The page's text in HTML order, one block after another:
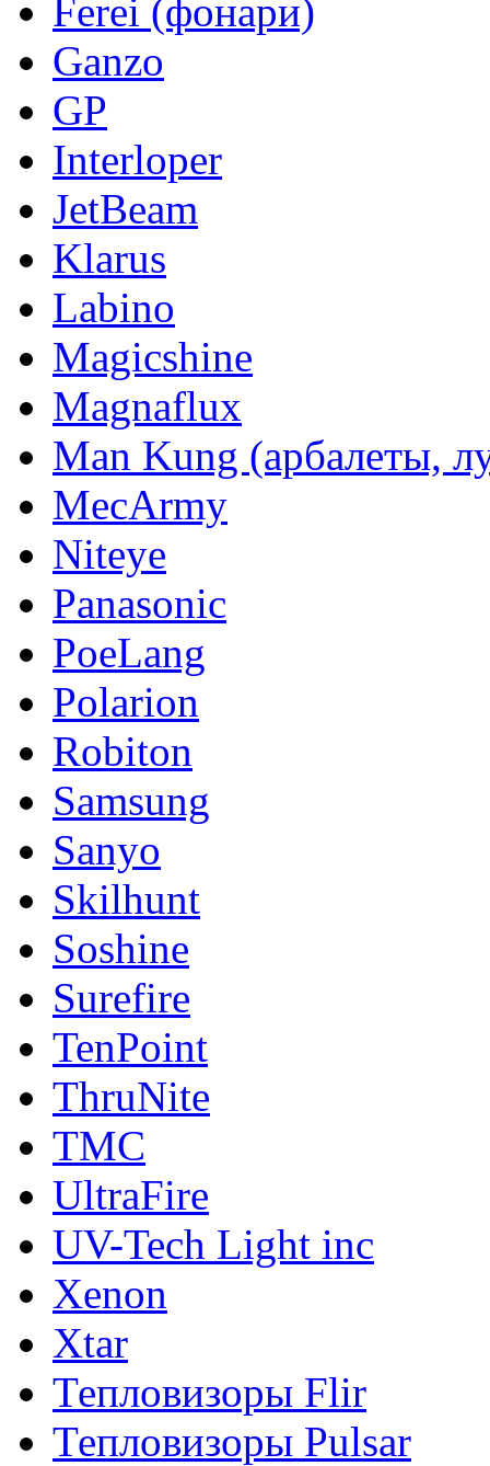
Ferei (фонари)
Ganzo
GP
Interloper
JetBeam
Klarus
Labino
Magicshine
Magnaflux
Man Kung (арбалеты,
MecArmy
Niteye
Panasonic
PoeLang
Polarion
Robiton
Samsung
Sanyo
Skilhunt
Soshine
Surefire
TenPoint
ThruNite
TMC
UltraFire
UV-Tech Light inc
Xenon
Xtar
Тепловизоры Flir
Тепловизоры Pulsar